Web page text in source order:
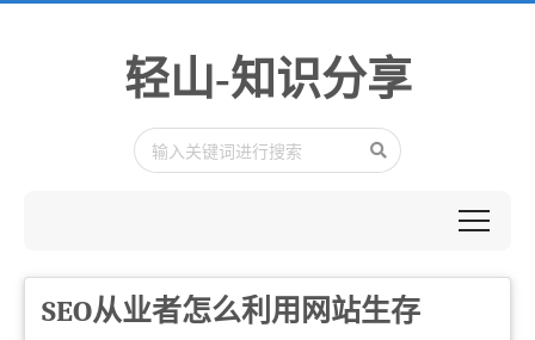
轻山-知识分享
SEO从业者怎么利用网站生存